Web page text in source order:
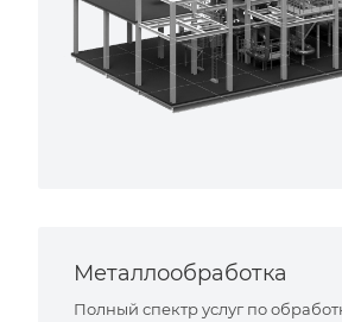
Металлообработка
Полный спектр услуг по